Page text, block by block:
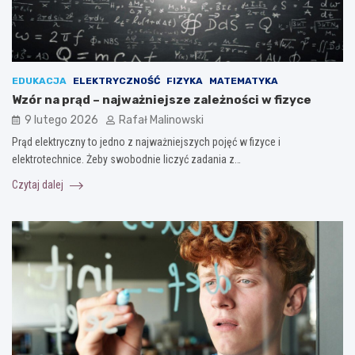
EDUKACJA ELEKTRYCZNOŚĆ FIZYKA MATEMATYKA
Wzór na prąd – najważniejsze zależności w fizyce
9 lutego 2026 Rafał Malinowski
Prąd elektryczny to jedno z najważniejszych pojęć w fizyce i
elektrotechnice. Żeby swobodnie liczyć zadania z…
Czytaj dalej